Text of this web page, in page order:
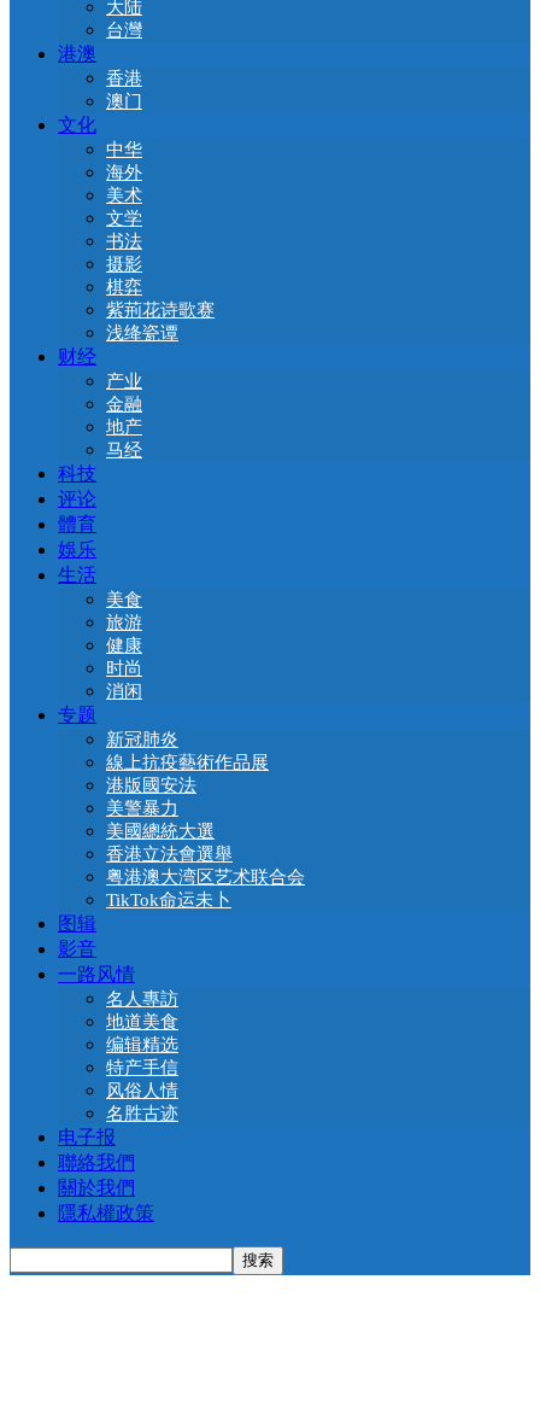
大陆
台灣
港澳
香港
澳门
文化
中华
海外
美术
文学
书法
摄影
棋弈
紫荊花诗歌赛
浅绛瓷谭
财经
产业
金融
地产
马经
科技
评论
體育
娛乐
生活
美食
旅游
健康
时尚
消闲
专题
新冠肺炎
線上抗疫藝術作品展
港版國安法
美警暴力
美國總統大選
香港立法會選舉
粤港澳大湾区艺术联合会
TikTok命运未卜
图辑
影音
一路风情
名人專訪
地道美食
编辑精选
特产手信
风俗人情
名胜古迹
电子报
聯絡我們
關於我們
隱私權政策